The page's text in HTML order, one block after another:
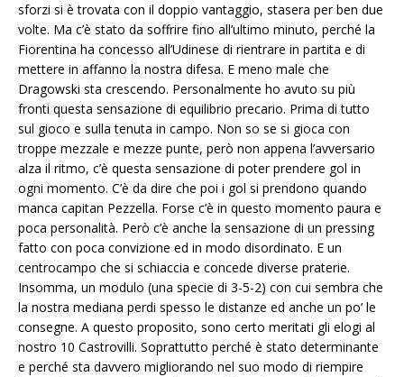
sforzi si è trovata con il doppio vantaggio, stasera per ben due
volte. Ma c’è stato da soffrire fino all’ultimo minuto, perché la
Fiorentina ha concesso all’Udinese di rientrare in partita e di
mettere in affanno la nostra difesa. E meno male che
Dragowski sta crescendo. Personalmente ho avuto su più
fronti questa sensazione di equilibrio precario. Prima di tutto
sul gioco e sulla tenuta in campo. Non so se si gioca con
troppe mezzale e mezze punte, però non appena l’avversario
alza il ritmo, c’è questa sensazione di poter prendere gol in
ogni momento. C’è da dire che poi i gol si prendono quando
manca capitan Pezzella. Forse c’è in questo momento paura e
poca personalità. Però c’è anche la sensazione di un pressing
fatto con poca convizione ed in modo disordinato. E un
centrocampo che si schiaccia e concede diverse praterie.
Insomma, un modulo (una specie di 3-5-2) con cui sembra che
la nostra mediana perdi spesso le distanze ed anche un po’ le
consegne. A questo proposito, sono certo meritati gli elogi al
nostro 10 Castrovilli. Soprattutto perché è stato determinante
e perché sta davvero migliorando nel suo modo di riempire